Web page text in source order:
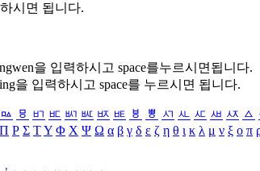
시면 됩니다.
을 입력하시고 space를누르시면됩니다.
을 입력하시고 space를 누르시면 됩니다.
ㅰ ㅱ ㅲ ㅳ ㅴ ㅵ ㅶ ㅷ ㅸ ㅹ ㅺ ㅻ ㅼ ㅽ ㅾ ㅿ
Π Ρ Σ ΤΥ Φ Χ Ψ Ω α β γ δ ε ζ η θ ι κ λ μ ν ξ ο π